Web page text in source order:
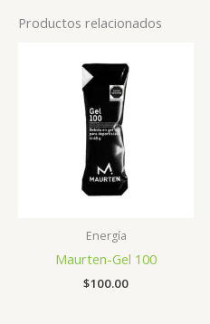
Productos relacionados
Energía
Maurten-Gel 100
$100.00